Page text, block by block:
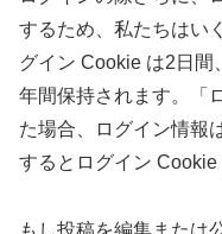
するため、私たちはい
グイン Cookie は2日間
年間保持されます。「
た場合、ログイン情報
するとログイン Cookie
もし投稿を編集または